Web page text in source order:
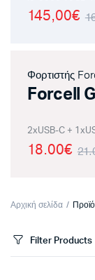
145,00€
Φορτιστής
Forcell
2xUSB-C +
18.00€
Αρχική σελίδα
Filter Products